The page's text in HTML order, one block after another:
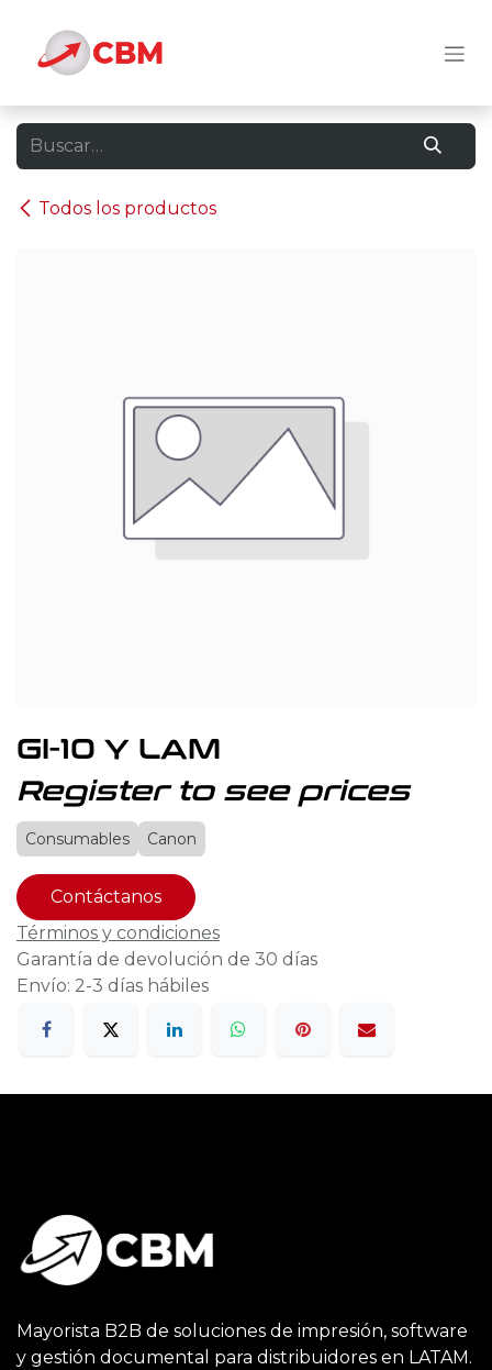
Todos los productos
GI-10 Y LAM
Register to see prices
Consumables Canon
Contáctanos
Términos y condiciones
Garantía de devolución de 30 días
Envío: 2-3 días hábiles
Mayorista B2B de soluciones de impresión, software
y gestión documental para distribuidores en LATAM.